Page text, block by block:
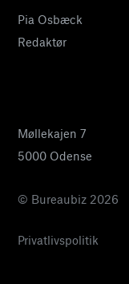
Pia Osbæck
Redaktør
Møllekajen 7
5000 Odense
© Bureaubiz 2026
Privatlivspolitik